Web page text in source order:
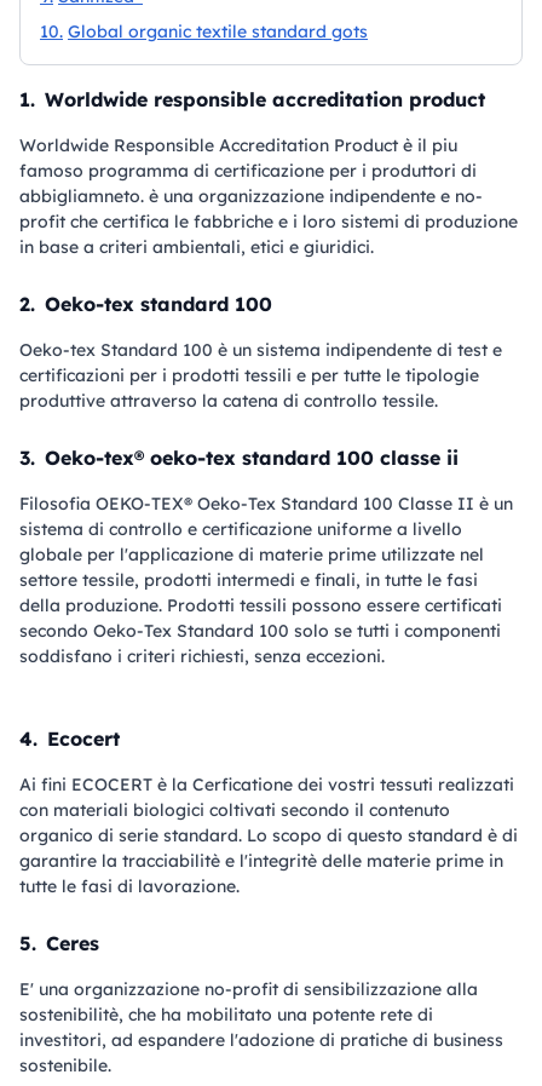
1. Worldwide responsible accreditation product
Worldwide Responsible Accreditation Product è il piu
famoso programma di certificazione per i produttori di
abbigliamneto. è una organizzazione indipendente e no-
profit che certifica le fabbriche e i loro sistemi di produzione
in base a criteri ambientali, etici e giuridici.
2. Oeko-tex standard 100
Oeko-tex Standard 100 è un sistema indipendente di test e
certificazioni per i prodotti tessili e per tutte le tipologie
produttive attraverso la catena di controllo tessile.
3. Oeko-tex® oeko-tex standard 100 classe ii
Filosofia OEKO-TEX® Oeko-Tex Standard 100 Classe II è un
sistema di controllo e certificazione uniforme a livello
globale per l'applicazione di materie prime utilizzate nel
settore tessile, prodotti intermedi e finali, in tutte le fasi
della produzione. Prodotti tessili possono essere certificati
secondo Oeko-Tex Standard 100 solo se tutti i componenti
soddisfano i criteri richiesti, senza eccezioni.
4. Ecocert
Ai fini ECOCERT è la Cerficatione dei vostri tessuti realizzati
con materiali biologici coltivati secondo il contenuto
organico di serie standard. Lo scopo di questo standard è di
garantire la tracciabilitè e l'integritè delle materie prime in
tutte le fasi di lavorazione.
5. Ceres
E' una organizzazione no-profit di sensibilizzazione alla
sostenibilitè, che ha mobilitato una potente rete di
investitori, ad espandere l'adozione di pratiche di business
sostenibile.
10. Global organic textile standard gots